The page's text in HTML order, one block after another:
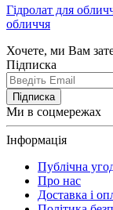
Гідролат для
обличчя
Хочете, ми Вам
Підписка
Підписка
Ми в соцмережах
Інформація
Публічна
Про нас
Доставка і